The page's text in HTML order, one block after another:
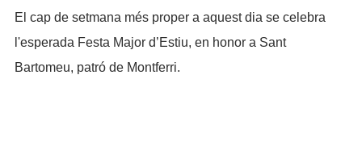
El cap de setmana més proper a aquest dia se celebra
l'esperada Festa Major d’Estiu, en honor a Sant
Bartomeu, patró de Montferri.